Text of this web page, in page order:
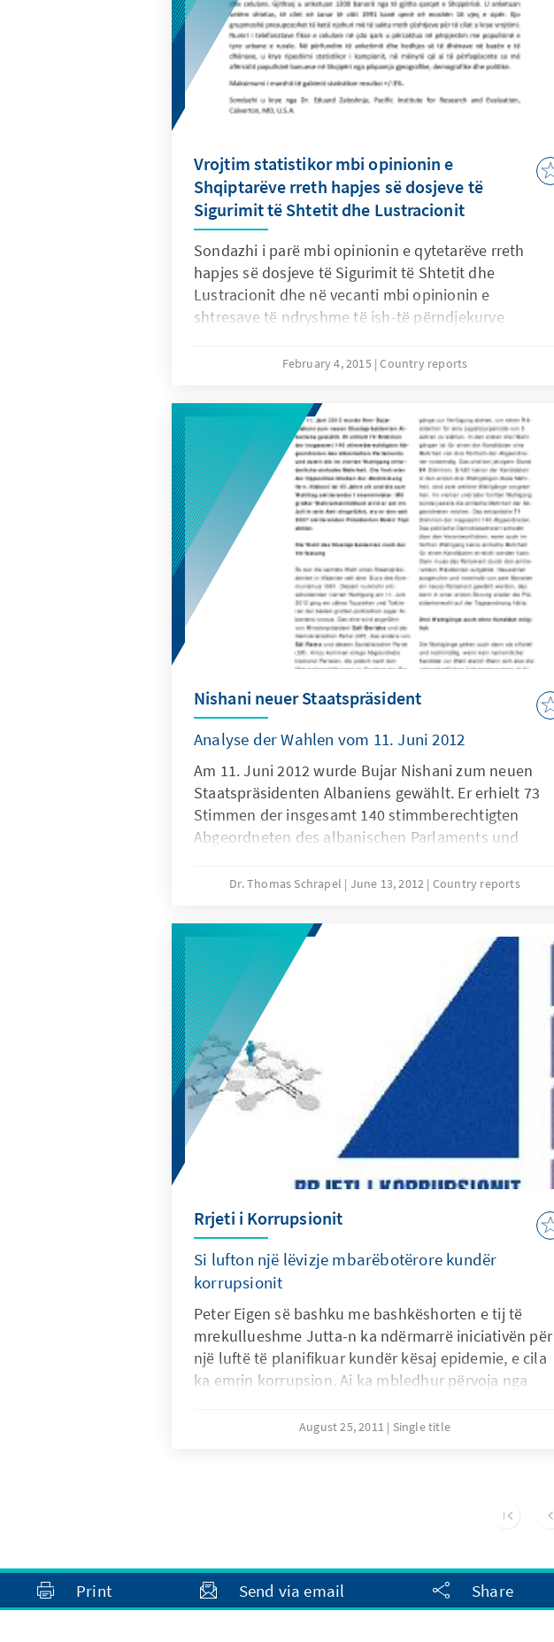
Vrojtim statistikor mbi opinionin e
Shqiptarëve rreth hapjes së dosjeve të
Sigurimit të Shtetit dhe Lustracionit
Sondazhi i parë mbi opinionin e qytetarëve rreth
hapjes së dosjeve të Sigurimit të Shtetit dhe
Lustracionit dhe në vecanti mbi opinionin e
shtresave të ndryshme të ish-të përndjekurve
në bashkëpunim me Institutin për Integrimin e Ish të
23 Janar 2015, me një kampion prej 1200 të
anketuarish në nivel kombëtar.
February 4, 2015 Country reports
Nishani neuer Staatspräsident
Analyse der Wahlen vom 11. Juni 2012
Am 11. Juni 2012 wurde Bujar Nishani zum neuen
Staatspräsidenten Albaniens gewählt. Er erhielt 73
Stimmen der insgesamt 140 stimmberechtigten
Abgeordneten des albanischen Parlaments und
Mehrheit.Dr. Thomas Schrapel June 13, 2012 Country reports
Rrjeti i Korrupsionit
Si lufton një lëvizje mbarëbotërore kundër
korrupsionit
Peter Eigen së bashku me bashkëshorten e tij të
mrekullueshme Jutta-n ka ndërmarrë iniciativën për
një luftë të planifikuar kundër kësaj epidemie, e cila
ka emrin korrupsion. Ai ka mbledhur përvoja nga
i korrupsionit", i cili përfaqëson një libër shumë
August 25, 2011 Single title
Print Send via email Share